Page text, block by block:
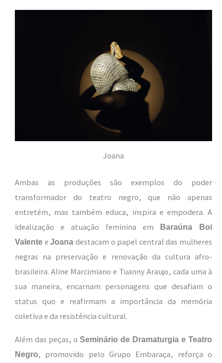
Joana
Ambas as produções são exemplos do poder
transformador do teatro negro, que não apenas
entretém, mas também educa, inspira e empodera. A
idealização e atuação feminina em
Baraúna Boi
Valente eJoana destacam o papel central das mulheres
negras na preservação e renovação da cultura afro-
brasileira. Aline Marcimiano e Tuanny Araujo, cada uma à
sua maneira, encarnam personagens que desafiam o
status quo e reafirmam a importância da memória
coletiva e da resistência cultural.
Além das peças, o Seminário de Dramaturgia e Teatro
Negro, promovido pelo Grupo Embaraça, reforça o